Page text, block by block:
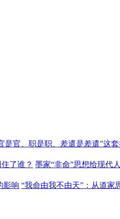
是官、职是职、差遣是差遣”这
了谁？ 墨家“非命”思想给现代
影响 “我命由我不由天”：从道家